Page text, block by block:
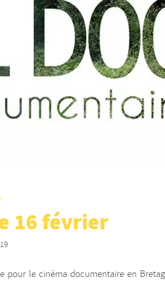
16 février
pour le cinéma documentaire en